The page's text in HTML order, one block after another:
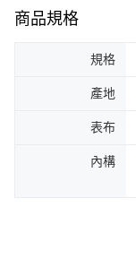
商品規格
規格
產地
表布
內構